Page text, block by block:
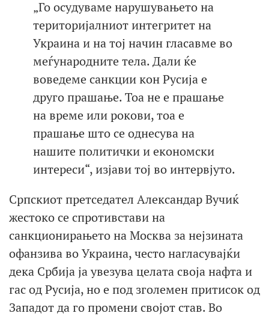
„Го осудуваме нарушувањето на
територијалниот интегритет на
Украина и на тој начин гласавме во
меѓународните тела. Дали ќе
воведеме санкции кон Русија е
друго прашање. Тоа не е прашање
на време или рокови, тоа е
прашање што се однесува на
нашите политички и економски
интереси“, изјави тој во интервјуто.
Српскиот претседател Александар Вучиќ
жестоко се спротивстави на
санкционирањето на Москва за нејзината
офанзива во Украина, често нагласувајќи
дека Србија ја увезува целата своја нафта и
гас од Русија, но е под зголемен притисок од
Западот да го промени својот став. Во